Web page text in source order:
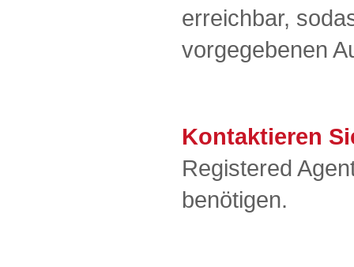
erreichbar,
vorgegebenen
Kontaktieren
Registered
benötigen.